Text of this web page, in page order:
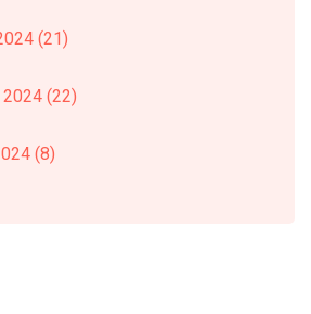
(21)
2024 (22)
(8)